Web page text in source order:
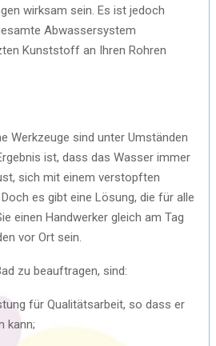
wirksam sein. Es ist jedoch
Abwassersystem
Kunststoff an Ihren Rohren
Werkzeuge sind unter Umständen
ist, dass das Wasser immer
sich mit einem verstopften
es gibt eine Lösung, die für alle
einen Handwerker gleich am Tag
vor Ort sein.
zu beauftragen, sind:
für Qualitätsarbeit, so dass er
kann;